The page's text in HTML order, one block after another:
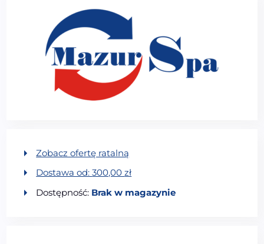
Zobacz ofertę ratalną
Dostawa od:300,00zł
Dostępność: Brak w magazynie